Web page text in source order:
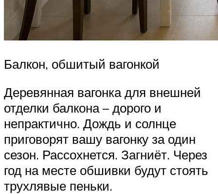
Балкон, обшитый вагонкой
Деревянная вагонка для внешней
отделки балкона – дорого и
непрактично. Дождь и солнце
приговорят вашу вагонку за один
сезон. Рассохнется. Загниёт. Через
год на месте обшивки будут стоять
трухлявые пеньки.